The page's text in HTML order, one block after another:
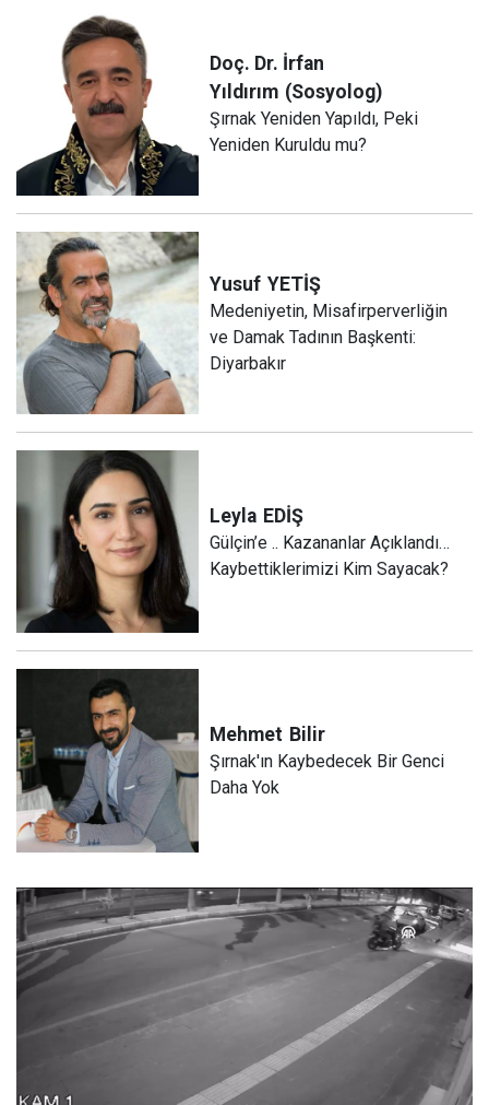
Doç. Dr. İrfan
Yıldırım (Sosyolog)
Şırnak Yeniden Yapıldı, Peki
Yeniden Kuruldu mu?
Yusuf YETİŞ
Medeniyetin, Misafirperverliğin
ve Damak Tadının Başkenti:
Diyarbakır
Leyla EDİŞ
Gülçin’e .. Kazananlar Açıklandı…
Kaybettiklerimizi Kim Sayacak?
Mehmet Bilir
Şırnak'ın Kaybedecek Bir Genci
Daha Yok